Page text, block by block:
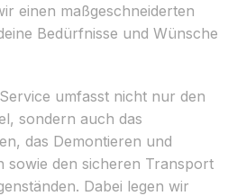
einen maßgeschneiderten
Bedürfnisse und Wünsche
umfasst nicht nur den
sondern auch das
das Demontieren und
sowie den sicheren Transport
Dabei legen wir